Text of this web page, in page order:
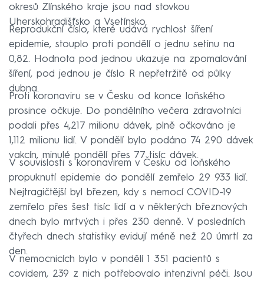
okresů Zlínského kraje jsou nad stovkou
Uherskohradišťsko a Vsetínsko.
Reprodukční číslo, které udává rychlost šíření
epidemie, stouplo proti pondělí o jednu setinu na
0,82. Hodnota pod jednou ukazuje na zpomalování
šíření, pod jednou je číslo R nepřetržitě od půlky
dubna.
Proti koronaviru se v Česku od konce loňského
prosince očkuje. Do pondělního večera zdravotníci
podali přes 4,217 milionu dávek, plně očkováno je
1,112 milionu lidí. V pondělí bylo podáno 74 290 dávek
vakcín, minulé pondělí přes 77 tisíc dávek.
V souvislosti s koronavirem v Česku od loňského
propuknutí epidemie do pondělí zemřelo 29 933 lidí.
Nejtragičtější byl březen, kdy s nemocí COVID-19
zemřelo přes šest tisíc lidí a v některých březnových
dnech bylo mrtvých i přes 230 denně. V posledních
čtyřech dnech statistiky evidují méně než 20 úmrtí za
den.
V nemocnicích bylo v pondělí 1 351 pacientů s
covidem, 239 z nich potřebovalo intenzivní péči. Jsou